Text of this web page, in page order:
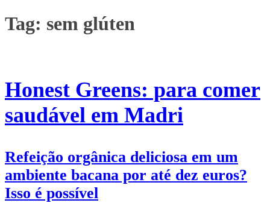
Tag: sem glúten
Honest Greens: para comer
saudável em Madri
Refeição orgânica deliciosa em um
ambiente bacana por até dez euros?
Isso é possível